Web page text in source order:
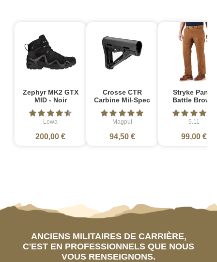
Zephyr MK2 GTX
MID - Noir
Lowa
200,00 €
Crosse CTR
Carbine Mil-Spec
Magpul
94,50 €
Stryke Pant -
Battle Brown
5.11
99,00 €
ANCIENS MILITAIRES DE CARRIÈRE,
C'EST EN PROFESSIONNELS QUE NOUS
VOUS RENSEIGNONS.